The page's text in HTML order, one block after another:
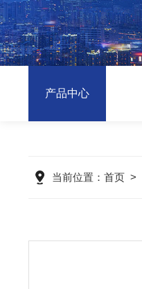
产品中心
当前位置： 首页>